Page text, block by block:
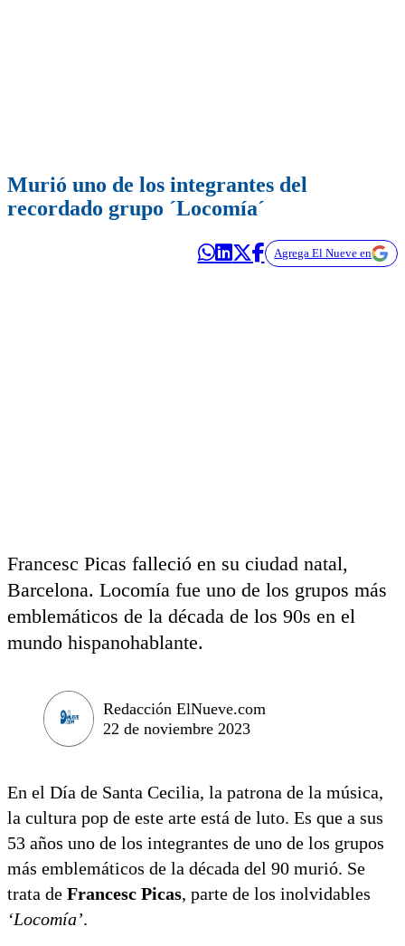
Murió uno de los integrantes del
recordado grupo ´Locomía´
Agrega El Nueve en
Francesc Picas falleció en su ciudad natal,
Barcelona. Locomía fue uno de los grupos más
emblemáticos de la década de los 90s en el
mundo hispanohablante.
Redacción ElNueve.com
22 de noviembre 2023
En el Día de Santa Cecilia, la patrona de la música,
la cultura pop de este arte está de luto. Es que a sus
53 años uno de los integrantes de uno de los grupos
más emblemáticos de la década del 90 murió. Se
trata de Francesc Picas, parte de los inolvidables
‘Locomía’.